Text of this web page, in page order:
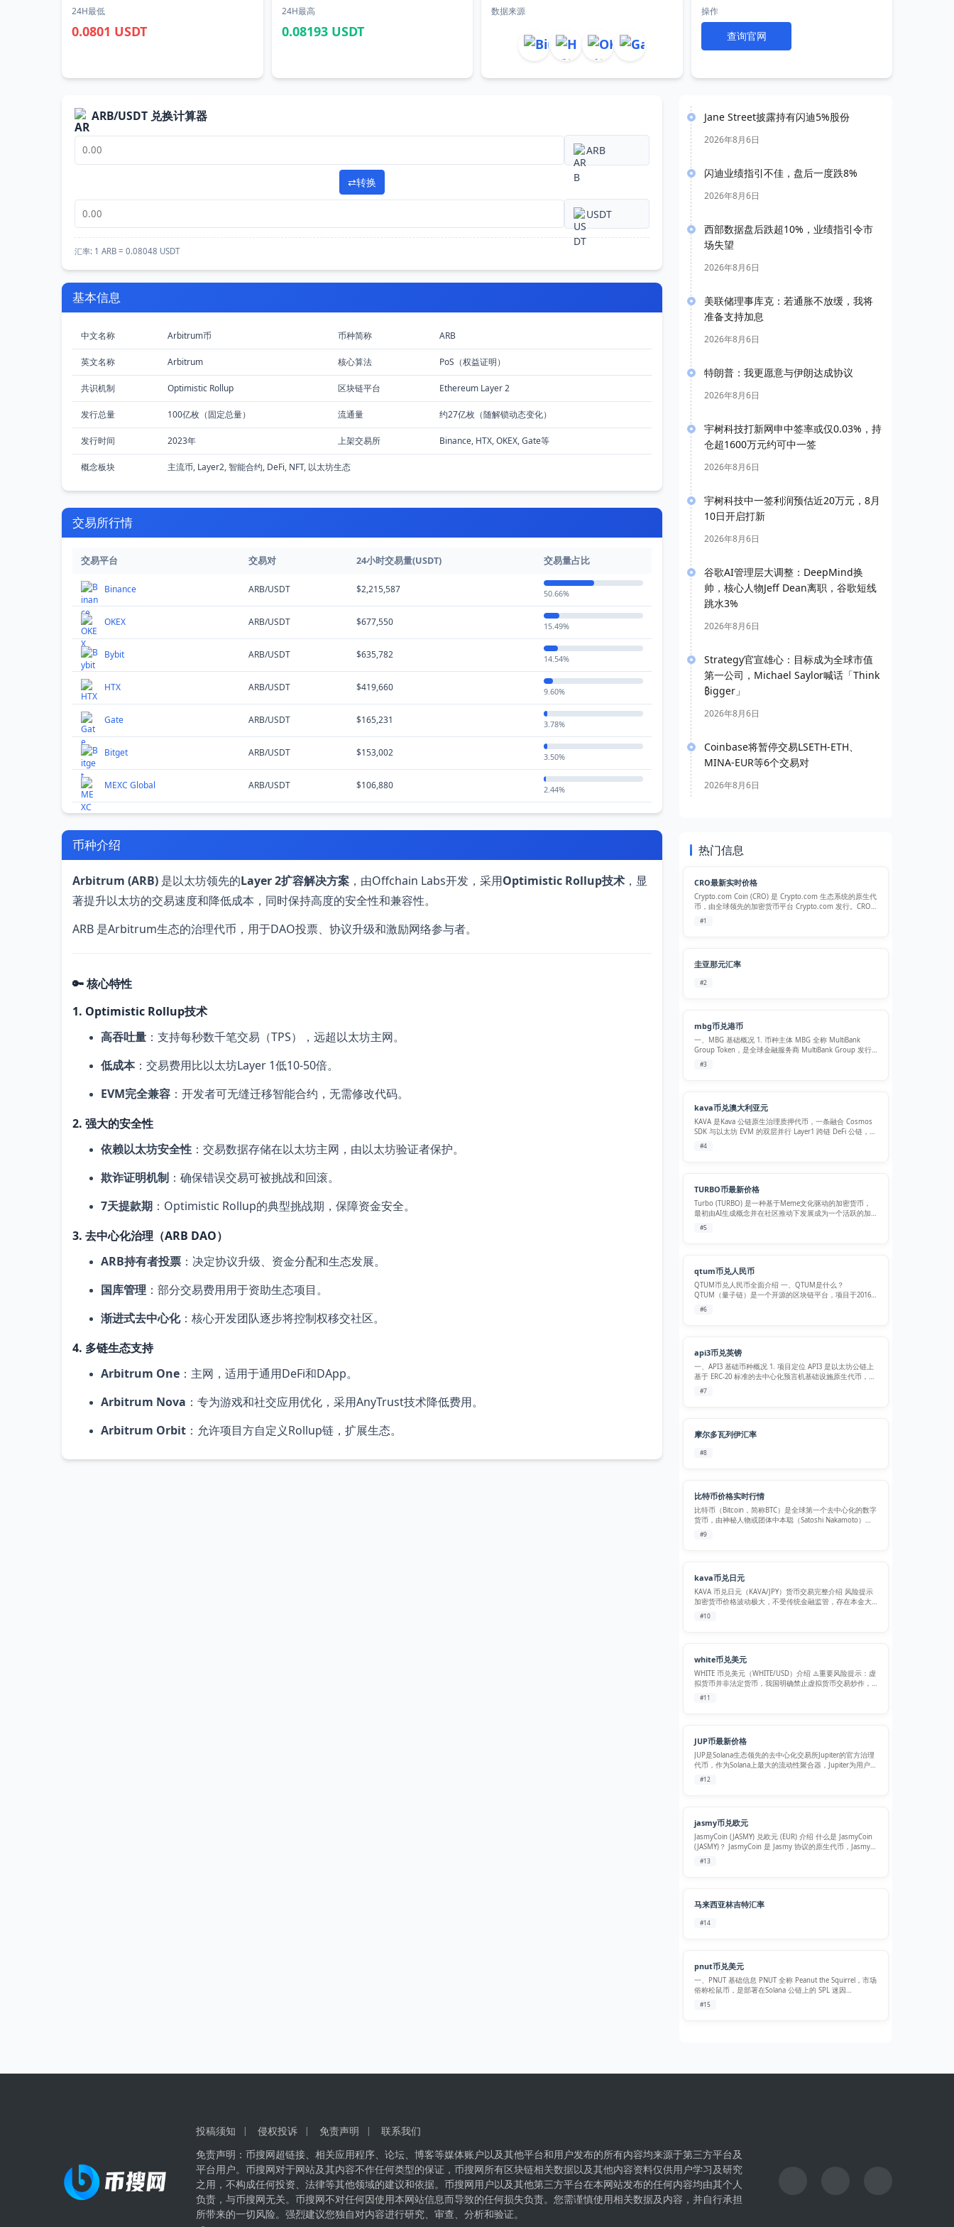
24H最低
0.0801 USDT
24H最高
0.08193 USDT
数据来源 操作
查询官网
ARB/USDT 兑换计算器
ARB
⇄转换
USDT
汇率: 1 ARB = 0.08048 USDT
基本信息
中文名称 Arbitrum币 币种简称 ARB
英文名称 Arbitrum 核心算法 PoS（权益证明）
共识机制 Optimistic Rollup 区块链平台 Ethereum Layer 2
发行总量 100亿枚（固定总量） 流通量 约27亿枚（随解锁动态变化）
发行时间 2023年 上架交易所 Binance, HTX, OKEX, Gate等
概念板块 主流币, Layer2, 智能合约, DeFi, NFT, 以太坊生态
交易所行情
交易平台 交易对 24小时交易量(USDT) 交易量占比
Binance ARB/USDT $2,215,587 50.66%
OKEX ARB/USDT $677,550 15.49%
Bybit ARB/USDT $635,782 14.54%
HTX ARB/USDT $419,660 9.60%
Gate ARB/USDT $165,231 3.78%
Bitget ARB/USDT $153,002 3.50%
MEXC Global ARB/USDT $106,880 2.44%
币种介绍
Arbitrum (ARB) 是以太坊领先的Layer 2扩容解决方案 ，由Offchain Labs开发，采用Optimistic Rollup技术 ，显
著提升以太坊的交易速度和降低成本，同时保持高度的安全性和兼容性。
ARB 是Arbitrum生态的治理代币，用于DAO投票、协议升级和激励网络参与者。
🔑 核心特性
1. Optimistic Rollup技术
高吞吐量 ：支持每秒数千笔交易（TPS），远超以太坊主网。
低成本：交易费用比以太坊Layer 1低10-50倍。
EVM完全兼容 ：开发者可无缝迁移智能合约，无需修改代码。
2. 强大的安全性
依赖以太坊安全性 ：交易数据存储在以太坊主网，由以太坊验证者保护。
欺诈证明机制 ：确保错误交易可被挑战和回滚。
7天提款期 ：Optimistic Rollup的典型挑战期，保障资金安全。
3. 去中心化治理（ARB DAO）
ARB持有者投票 ：决定协议升级、资金分配和生态发展。
国库管理 ：部分交易费用用于资助生态项目。
渐进式去中心化：核心开发团队逐步将控制权移交社区。
4. 多链生态支持
Arbitrum One ：主网，适用于通用DeFi和DApp。
Arbitrum Nova ：专为游戏和社交应用优化，采用AnyTrust技术降低费用。
Arbitrum Orbit ：允许项目方自定义Rollup链，扩展生态。
Jane Street披露持有闪迪5%股份
2026年8月6日
闪迪业绩指引不佳，盘后一度跌8%
2026年8月6日
西部数据盘后跌超10%，业绩指引令市
场失望
2026年8月6日
美联储理事库克：若通胀不放缓，我将
准备支持加息
2026年8月6日
特朗普：我更愿意与伊朗达成协议
2026年8月6日
宇树科技打新网申中签率或仅0.03%，持
仓超1600万元约可中一签
2026年8月6日
宇树科技中一签利润预估近20万元，8月
10日开启打新
2026年8月6日
谷歌AI管理层大调整：DeepMind换
帅，核心人物Jeff Dean离职，谷歌短线
跳水3%
2026年8月6日
Strategy官宣雄心：目标成为全球市值
第一公司，Michael Saylor喊话「Think
₿igger」
2026年8月6日
Coinbase将暂停交易LSETH-ETH、
MINA-EUR等6个交易对
2026年8月6日
热门信息
CRO最新实时价格
Crypto.com Coin (CRO) 是 Crypto.com 生态系统的原生代
币，由全球领先的加密货币平台 Crypto.com 发行。CRO
旨在为 Crypto.com 支付、交易、DeFi 和 NFT 生态系统提
供动力，并通过…
#1
圭亚那元汇率
#2
mbg币兑港币
一、MBG 基础概况 1. 币种主体 MBG 全称 MultiBank
Group Token，是全球金融服务商 MultiBank Group 发行
的ERC-20 链上生态功能型代币，依托集团外汇、加密交
易、机构 ECN 交易、RWA 现…
#3
kava币兑澳大利亚元
KAVA 是Kava 公链原生治理质押代币，一条融合 Cosmos
SDK 与以太坊 EVM 的双层并行 Layer1 跨链 DeFi 公链，主
打多链借贷、稳定币发行、跨链资产互通服务Kava。 核心
用途 质押 Staking：绑定 KAV…
#4
TURBO币最新价格
Turbo (TURBO) 是一种基于Meme文化驱动的加密货币，
最初由AI生成概念并在社区推动下发展成为一个活跃的加
密项目。与传统的区块链项目不同，Turbo 更注重社区参
与、娱乐性和去中心化实验，而非复杂的技术架构。
#5
qtum币兑人民币
QTUM币兑人民币全面介绍 一、QTUM是什么？
QTUM（量子链）是一个开源的区块链平台，项目于2016
年启动，2017年正式上线主网。它的最大特点是融合了比
特币和以太坊两大区块链的优势——采用比特币的UTXO交
#6
api3币兑英镑
一、API3 基础币种概况 1. 项目定位 API3 是以太坊公链上
基于 ERC-20 标准的去中心化预言机基础设施原生代币，主
打第一方预言机模式，摒弃传统预言机中间转发环节，允
许线下正规数据服务商自主部署 Airnode 节点，将金融行
#7
摩尔多瓦列伊汇率
#8
比特币价格实时行情
比特币（Bitcoin，简称BTC）是全球第一个去中心化的数字
货币，由神秘人物或团体中本聪（Satoshi Nakamoto）于
2008年提出，2009年正式启动。它不依赖于任何中央机构
或政府发行，而是通过点对点网络和密码学原理运作，实
#9
kava币兑日元
KAVA 币兑日元（KAVA/JPY）货币交易完整介绍 风险提示
加密货币价格波动极大，不受传统金融监管，存在本金大
幅亏损、平台跑路、政策管控等多重风险，本文仅作产品
科普，不构成任何投资建议。 一、两种标的基础定义 1.
#10
white币兑美元
WHITE 币兑美元（WHITE/USD）介绍 ⚠️重要风险提示：虚
拟货币并非法定货币，我国明确禁止虚拟货币交易炒作，
相关交易属于非法金融活动，不受法律保护。本文仅作客
观信息科普，不构成任何交易、投资建议。 一、基础标的
#11
JUP币最新价格
JUP是Solana生态领先的去中心化交易所Jupiter的官方治理
代币，作为Solana上最大的流动性聚合器，Jupiter为用户提
供最优的交易路径、丰富的流动性以及创新的DeFi服务。
JUP代币旨在推动社区治理，促进生态发展，奖励早期用…
#12
jasmy币兑欧元
JasmyCoin (JASMY) 兑欧元 (EUR) 介绍 什么是 JasmyCoin
(JASMY)？ JasmyCoin 是 Jasmy 协议的原生代币，Jasmy
是一家总部位于日本东京的物联网（IoT）平台开发商。该
项目的核心使命…
#13
马来西亚林吉特汇率
#14
pnut币兑美元
一、PNUT 基础信息 PNUT 全称 Peanut the Squirrel，市场
俗称松鼠币，是部署在Solana 公链上的 SPL 迷因
（Meme）代币，2024 年 10 月底依托海外社交平台爆火的
松鼠 Peanut 事件诞生，通过 …
#15
投稿须知 侵权投诉 免责声明
联系我们
免责声明：币搜网超链接、相关应用程序、论坛、博客等媒体账户以及其他平台和用户发布的所有内容均来源于第三方平台及
平台用户。币搜网对于网站及其内容不作任何类型的保证，币搜网所有区块链相关数据以及其他内容资料仅供用户学习及研究
之用，不构成任何投资、法律等其他领域的建议和依据。币搜网用户以及其他第三方平台在本网站发布的任何内容均由其个人
负责，与币搜网无关。币搜网不对任何因使用本网站信息而导致的任何损失负责。您需谨慎使用相关数据及内容，并自行承担
所带来的一切风险。强烈建议您独自对内容进行研究、审查、分析和验证。